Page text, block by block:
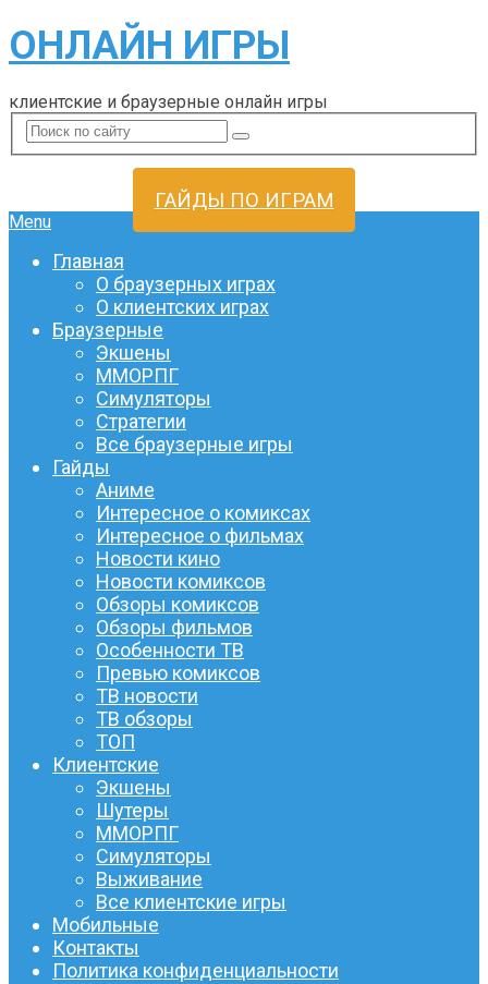
ОНЛАЙН ИГРЫ
клиентские и браузерные онлайн игры
ГАЙДЫ ПО ИГРАМ
Menu
Главная
О браузерных играх
О клиентских играх
Браузерные
Экшены
ММОРПГ
Симуляторы
Стратегии
Все браузерные игры
Гайды
Аниме
Интересное о комиксах
Интересное о фильмах
Новости кино
Новости комиксов
Обзоры комиксов
Обзоры фильмов
Особенности ТВ
Превью комиксов
ТВ новости
ТВ обзоры
ТОП
Клиентские
Экшены
Шутеры
ММОРПГ
Симуляторы
Выживание
Все клиентские игры
Мобильные
Контакты
Политика конфиденциальности